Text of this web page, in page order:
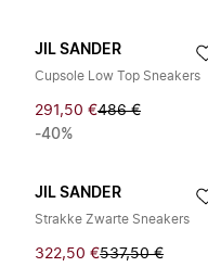
JIL SANDER
Cupsole Low Top Sneakers
291,50 €486 €
-40%
JIL SANDER
Strakke Zwarte Sneakers
322,50 €537,50 €